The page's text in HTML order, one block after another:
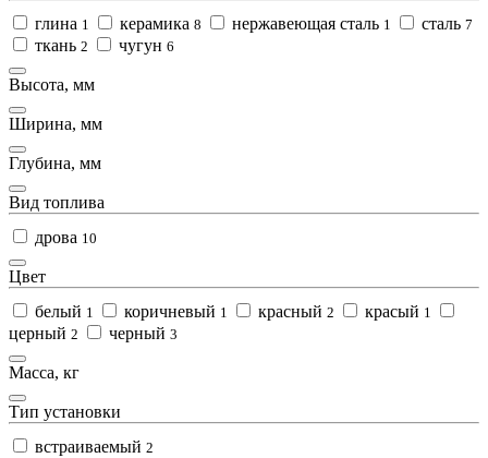
глина 1 керамика 8 нержавеющая сталь 1 сталь 7
ткань 2 чугун 6
Высота, мм
Ширина, мм
Глубина, мм
Вид топлива
дрова 10
Цвет
белый 1 коричневый 1 красный 2 красый 1
церный 2 черный 3
Масса, кг
Тип установки
встраиваемый 2